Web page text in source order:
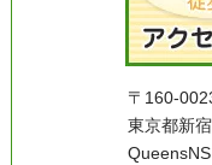
〒160-
東京都新